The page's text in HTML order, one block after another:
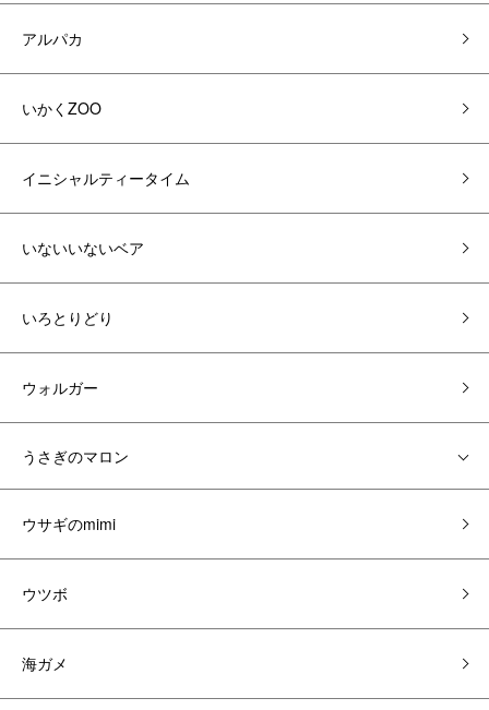
アルパカ
いかくZOO
イニシャルティータイム
いないいないベア
いろとりどり
ウォルガー
うさぎのマロン
ウサギのmimi
ウツボ
海ガメ